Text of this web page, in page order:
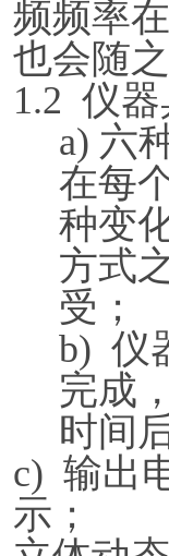
频频率
也会随
1.2 仪
a) 六
在每
种变
方式
受；
b) 仪
完成
时间
c) 输出
示；